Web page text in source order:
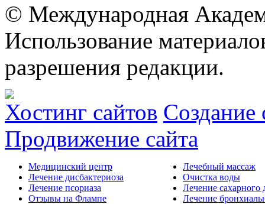
© Международная
Использование
разрешения редакции.
Хостинг сайтов Создание
Продвижение сайта
Медицинский центр
Лечение дисбактериоза
Лечение псориаза
Отзывы на Флампе
Лечебный массаж
Очистка воды
Лечение сахарного
Лечение